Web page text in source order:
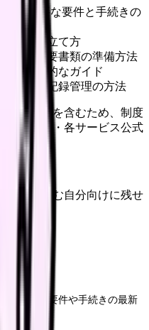
新に必要な要件と手続きの
な計画立て方
プと必要書類の準備方法
の実践的なガイド
率的な記録管理の方法
する内容を含むため、制度
・勤務先・各サービス公式
あとで読む自分向けに残せ
コピー
、必要な要件や手続きの最新